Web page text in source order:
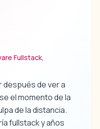
Fullstack,
después de ver a
el momento de la
de la distancia.
fullstack y años